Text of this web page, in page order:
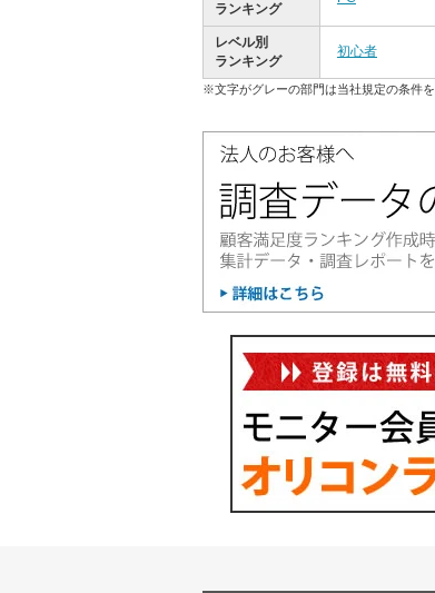
ランキング
レベル別
ランキング
初心者
※文字がグレーの部門は当社規定の条件